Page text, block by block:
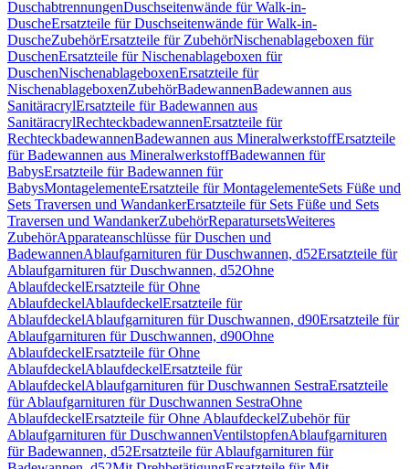
DuschabtrennungenDuschseitenwände für Walk-in-
DuscheErsatzteile für Duschseitenwände für Walk-in-
DuscheZubehörErsatzteile für ZubehörNischenablageboxen für
DuschenErsatzteile für Nischenablageboxen für
DuschenNischenablageboxenErsatzteile für
NischenablageboxenZubehörBadewannenBadewannen aus
SanitäracrylErsatzteile für Badewannen aus
SanitäracrylRechteckbadewannenErsatzteile für
RechteckbadewannenBadewannen aus MineralwerkstoffErsatzteile
für Badewannen aus MineralwerkstoffBadewannen für
BabysErsatzteile für Badewannen für
BabysMontagelementeErsatzteile für MontagelementeSets Füße und
Sets Traversen und WandankerErsatzteile für Sets Füße und Sets
Traversen und WandankerZubehörReparatursetsWeiteres
ZubehörApparateanschlüsse für Duschen und
BadewannenAblaufgarnituren für Duschwannen, d52Ersatzteile für
Ablaufgarnituren für Duschwannen, d52Ohne
AblaufdeckelErsatzteile für Ohne
AblaufdeckelAblaufdeckelErsatzteile für
AblaufdeckelAblaufgarnituren für Duschwannen, d90Ersatzteile für
Ablaufgarnituren für Duschwannen, d90Ohne
AblaufdeckelErsatzteile für Ohne
AblaufdeckelAblaufdeckelErsatzteile für
AblaufdeckelAblaufgarnituren für Duschwannen SestraErsatzteile
für Ablaufgarnituren für Duschwannen SestraOhne
AblaufdeckelErsatzteile für Ohne AblaufdeckelZubehör für
Ablaufgarnituren für DuschwannenVentilstopfenAblaufgarnituren
für Badewannen, d52Ersatzteile für Ablaufgarnituren für